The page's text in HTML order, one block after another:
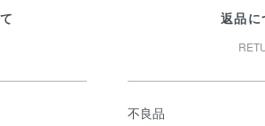
返品に
不良品